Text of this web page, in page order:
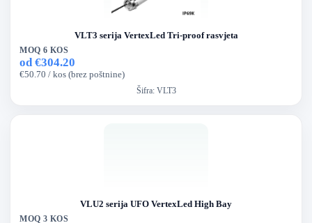
VLT3 serija VertexLed Tri-proof rasvjeta
MOQ 6 KOS
od €304.20
€50.70 / kos (brez poštnine)
Šifra: VLT3
VLU2 serija UFO VertexLed High Bay
MOQ 3 KOS